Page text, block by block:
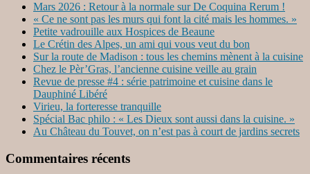
Mars 2026 : Retour à la normale sur De Coquina Rerum !
« Ce ne sont pas les murs qui font la cité mais les hommes. »
Petite vadrouille aux Hospices de Beaune
Le Crétin des Alpes, un ami qui vous veut du bon
Sur la route de Madison : tous les chemins mènent à la cuisine
Chez le Pèr’Gras, l’ancienne cuisine veille au grain
Revue de presse #4 : série patrimoine et cuisine dans le
Dauphiné Libéré
Virieu, la forteresse tranquille
Spécial Bac philo : « Les Dieux sont aussi dans la cuisine. »
Au Château du Touvet, on n’est pas à court de jardins secrets
Commentaires récents